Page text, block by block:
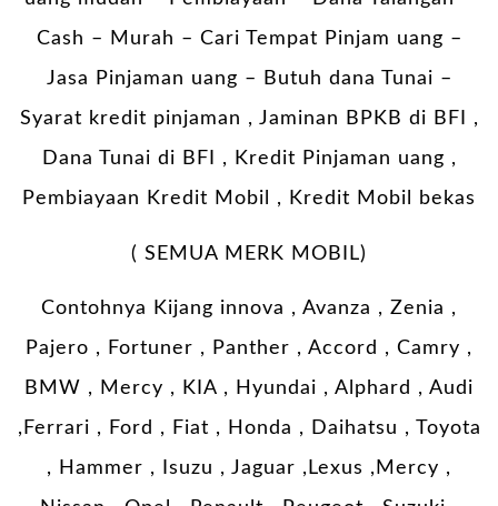
Cash – Murah – Cari Tempat Pinjam uang –
Jasa Pinjaman uang – Butuh dana Tunai –
Syarat kredit pinjaman , Jaminan BPKB di BFI ,
Dana Tunai di BFI , Kredit Pinjaman uang ,
Pembiayaan Kredit Mobil , Kredit Mobil bekas
( SEMUA MERK MOBIL)
Contohnya Kijang innova , Avanza , Zenia ,
Pajero , Fortuner , Panther , Accord , Camry ,
BMW , Mercy , KIA , Hyundai , Alphard , Audi
,Ferrari , Ford , Fiat , Honda , Daihatsu , Toyota
, Hammer , Isuzu , Jaguar ,Lexus ,Mercy ,